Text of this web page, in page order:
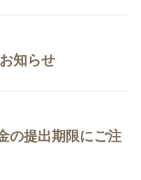
知らせ
の提出期限にご注